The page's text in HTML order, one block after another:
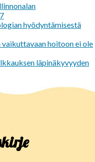
hyödyntämisestä
vaikuttavaan hoitoon ei ole
läpinäkyvyyden